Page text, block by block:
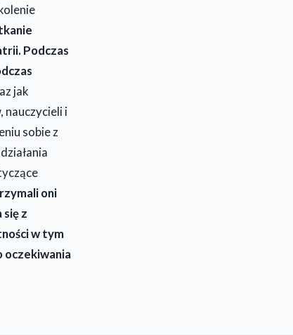
Podczas
jak
nauczycieli i
sobie z
oni
z
w tym
oczekiwania